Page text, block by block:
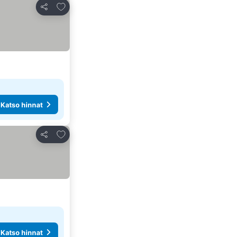
Jaa
Lisää suosikkeihin
Katso hinnat
Jaa
Lisää suosikkeihin
Katso hinnat